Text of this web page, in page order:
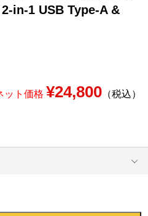
in-1 USB Type-A &
ット価格 ¥24,800（税込）